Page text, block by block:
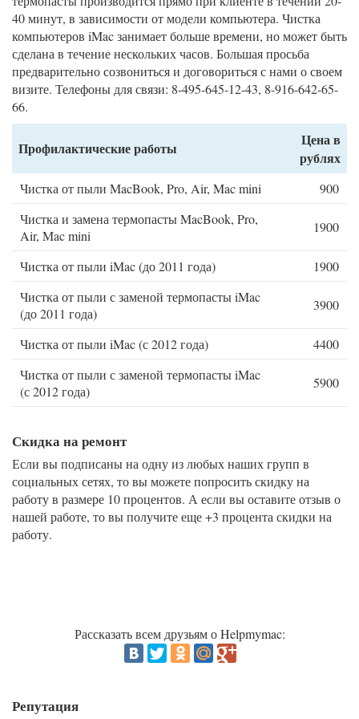
40 минут, в зависимости от модели компьютера. Чистка
компьютеров iMac занимает больше времени, но может быть
сделана в течение нескольких часов. Большая просьба
предварительно созвониться и договориться с нами о своем
визите. Телефоны для связи: 8-495-645-12-43, 8-916-642-65-
66.
Профилактические работы
Цена в
рублях
Чистка от пыли MacBook, Pro, Air, Mac mini
900
Чистка и замена термопасты MacBook, Pro,
Air, Mac mini
1900
Чистка от пыли iMac (до 2011 года)
1900
Чистка от пыли с заменой термопасты iMac
(до 2011 года)
3900
Чистка от пыли iMac (с 2012 года)
4400
Чистка от пыли с заменой термопасты iMac
(с 2012 года)
5900
Скидка на ремонт
Если вы подписаны на одну из любых наших групп в
социальных сетях, то вы можете попросить скидку на
работу в размере 10 процентов. А если вы оставите отзыв о
нашей работе, то вы получите еще +3 процента скидки на
работу.
Рассказать всем друзьям о Helpmymac:
Репутация